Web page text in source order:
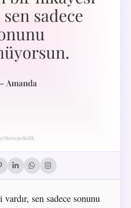
sen sadece sonunu